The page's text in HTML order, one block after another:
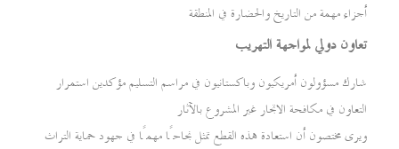
أجزاء مهمة من التاريخ والحضارة في المنطقة
تعاون دولي لمواجهة التهريب
شارك مسؤولون أمريكيون وباكستانيون في مراسم التسليم مؤكدين استمرار
التعاون في مكافحة الاتجار غير المشروع بالآثار
ويرى مختصون أن استعادة هذه القطع تمثل نجاحًا مهمًا في جهود حماية التراث